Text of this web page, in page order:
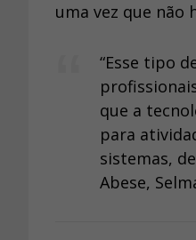
uma vez que não
“Esse tipo
que a
para
sistemas,
Abese,